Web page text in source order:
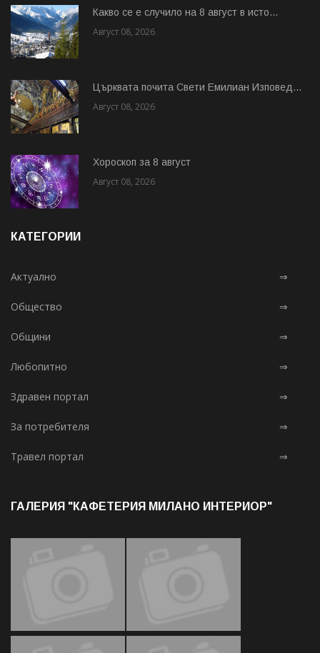
Какво се е случило на 8 август в исто...
Август 08, 2026
Църквата почита Свeти Емилиан Изповед...
Август 08, 2026
Хороскоп за 8 август
Август 08, 2026
КАТЕГОРИИ
Актуално ⇒
Общество ⇒
Общини ⇒
Любопитно ⇒
Здравен портал ⇒
За потребителя ⇒
Травел портал ⇒
ГАЛЕРИЯ "КАФЕТЕРИЯ МИЛАНО ИНТЕРИОР"